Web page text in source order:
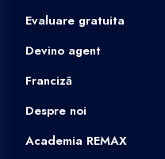
Evaluare gratuita
Devino agent
Franciză
Despre noi
Academia REMAX